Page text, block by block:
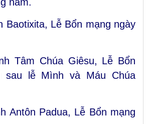
Baotixita, Lễ Bổn mạng ngày
Tâm Chúa Giêsu, Lễ Bổn
sau lễ Mình và Máu Chúa
Antôn Padua, Lễ Bổn mạng